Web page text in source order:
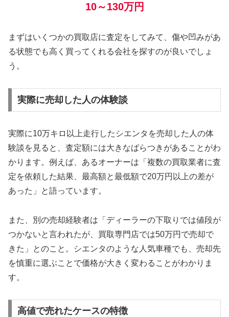
10～130万円
まずはいくつかの買取店に査定をしてみて、傷や凹みがあ
る状態でも高く買ってくれる会社を探すのが良いでしょ
う。
実際に売却した人の体験談
実際に10万キロ以上走行したシエンタを売却した人の体
験談を見ると、査定額には大きなばらつきがあることがわ
かります。例えば、あるオーナーは「複数の買取業者に査
定を依頼した結果、最高額と最低額で20万円以上の差が
あった」と語っています。
また、別の売却経験者は「ディーラーの下取りでは値段が
つかないと言われたが、買取専門店では50万円で売却で
きた」とのこと。シエンタのような人気車種でも、売却先
を慎重に選ぶことで価格が大きく変わることがわかりま
す。
高値で売れたケースの特徴